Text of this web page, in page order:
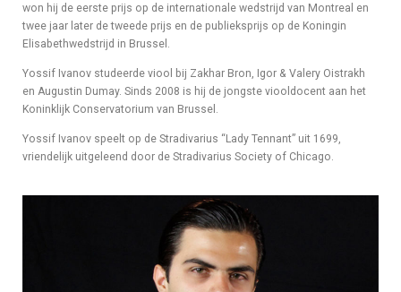
won hij de eerste prijs op de internationale wedstrijd van Montreal en
twee jaar later de tweede prijs en de publieksprijs op de Koningin
Elisabethwedstrijd in Brussel.
Yossif Ivanov studeerde viool bij Zakhar Bron, Igor & Valery Oistrakh
en Augustin Dumay. Sinds 2008 is hij de jongste viooldocent aan het
Koninklijk Conservatorium van Brussel.
Yossif Ivanov speelt op de Stradivarius “Lady Tennant” uit 1699,
vriendelijk uitgeleend door de Stradivarius Society of Chicago.